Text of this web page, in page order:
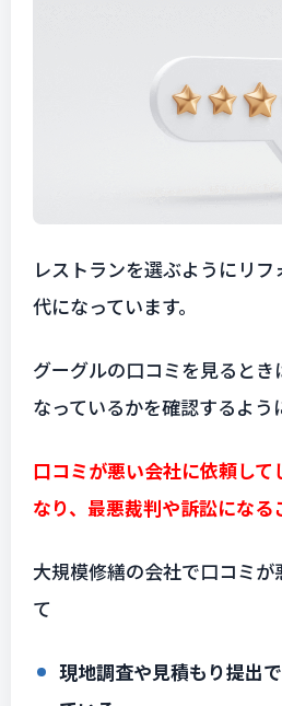
レストランを選ぶようにリ
代になっています。
グーグルの口コミを見ると
なっているかを確認するよう
口コミが悪い会社に依頼し
なり、最悪裁判や訴訟になる
大規模修繕の会社で口コミ
て
現地調査や見積もり提出